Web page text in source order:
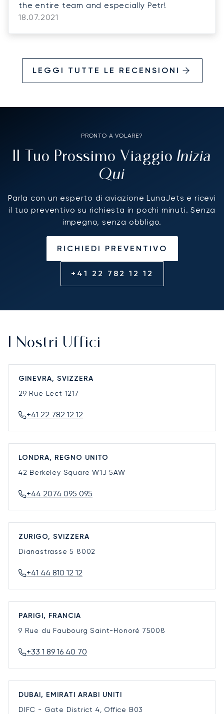
the entire team and especially Petr!
18.07.2021
LEGGI TUTTE LE RECENSIONI
PRONTO A VOLARE?
Il Tuo Prossimo Viaggio Inizia
Qui
Parla con un esperto di aviazione LunaJets e ricevi
il tuo preventivo su richiesta in pochi minuti. Senza
impegno, senza obbligo.
RICHIEDI PREVENTIVO
+41 22 782 12 12
I Nostri Uffici
GINEVRA, SVIZZERA
29 Rue Lect 1217
+41 22 782 12 12
LONDRA, REGNO UNITO
42 Berkeley SquareW1J 5AW
+44 2074 095 095
ZURIGO, SVIZZERA
Dianastrasse 5 8002
+41 44 810 12 12
PARIGI, FRANCIA
9 Rue du Faubourg Saint-Honoré 75008
+33 1 89 16 40 70
DUBAI, EMIRATI ARABI UNITI
DIFC - Gate District 4, Office B03